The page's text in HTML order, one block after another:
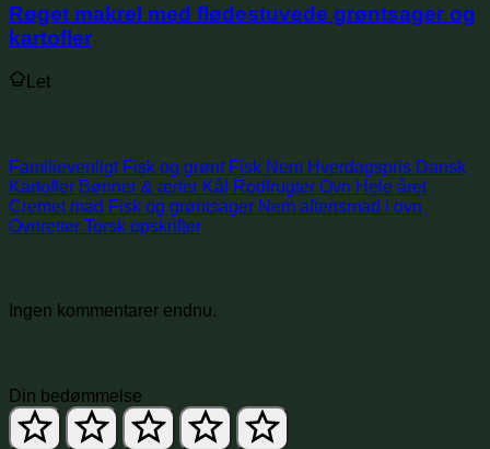
Røget makrel med flødestuvede grøntsager og
kartofler
Let
Familievenligt Fisk og grønt Fisk Nem Hverdagspris Dansk
Kartofler Bønner & ærter Kål Rodfrugter Ovn Hele året
Cremet mad Fisk og grøntsager Nem aftensmad i ovn
Ovnretter Torsk opskrifter
Ingen kommentarer endnu.
Din bedømmelse